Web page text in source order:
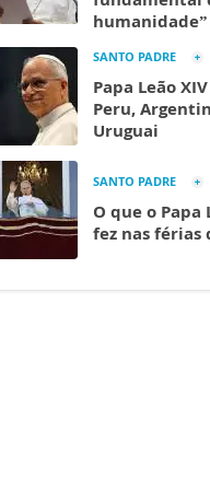
humanidade”
SANTO PADRE
Papa Leão
Peru,
Uruguai
SANTO PADRE
O que o Papa
fez nas férias